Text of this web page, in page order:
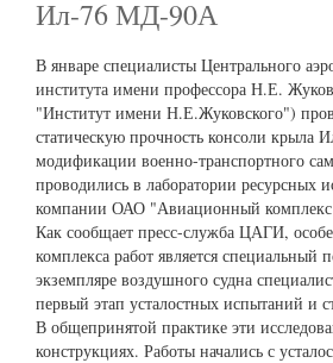
Ил-76 МД-90А
В январе специалисты Центрального
института имени профессора Н.Е.
"Институт имени Н.Е.Жуковского")
статическую прочность консоли
модификации военно-транспортного
проводились в лаборатории ресурсных
компании ОАО "Авиационный
Как сообщает пресс-служба ЦАГИ,
комплекса работ является специальный
экземпляре воздушного судна
первый этап усталостных испытаний и
В общепринятой практике эти
конструкциях. Работы начались с